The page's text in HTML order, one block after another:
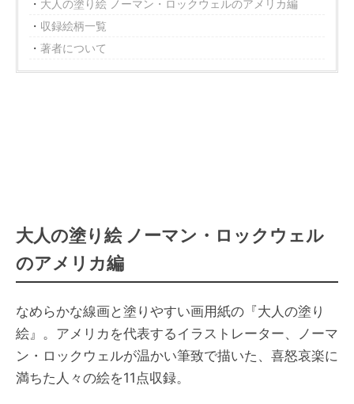
大人の塗り絵 ノーマン・ロックウェルのアメリカ編
収録絵柄一覧
著者について
大人の塗り絵 ノーマン・ロックウェル
のアメリカ編
なめらかな線画と塗りやすい画用紙の『大人の塗り
絵』。アメリカを代表するイラストレーター、ノーマ
ン・ロックウェルが温かい筆致で描いた、喜怒哀楽に
満ちた人々の絵を11点収録。